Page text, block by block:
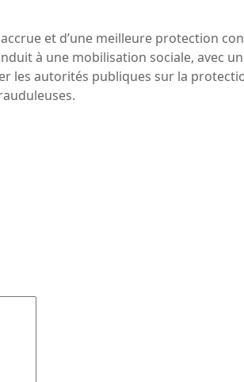
et d’une meilleure protection
à une mobilisation sociale, avec
les autorités publiques sur la